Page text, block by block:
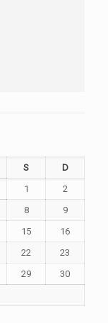
S
D
1
2
8
9
15
16
22
23
29
30